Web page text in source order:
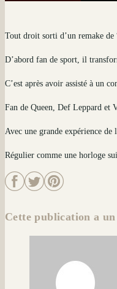
Tout droit sorti d’un remake de
D’abord fan de sport, il
C’est après avoir assisté à un
Fan de Queen, Def Leppard et
Avec une grande expérience de
Régulier comme une horloge
Cette publication a